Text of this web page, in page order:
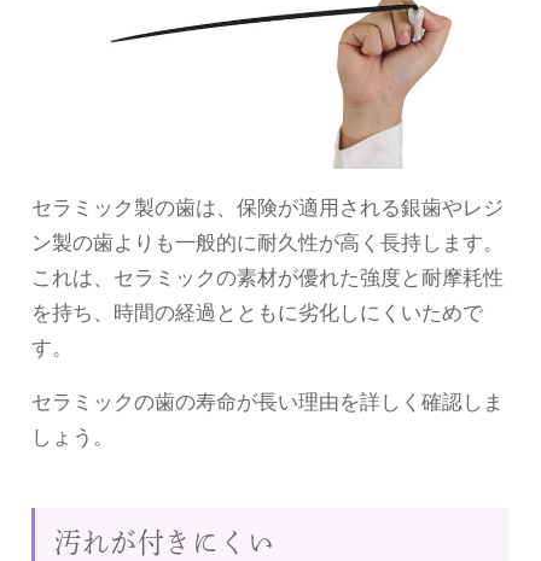
セラミック製の歯は、保険が適用される銀歯やレジ
ン製の歯よりも一般的に耐久性が高く長持します。
これは、セラミックの素材が優れた強度と耐摩耗性
を持ち、時間の経過とともに劣化しにくいためで
す。
セラミックの歯の寿命が長い理由を詳しく確認しま
しょう。
汚れが付きにくい